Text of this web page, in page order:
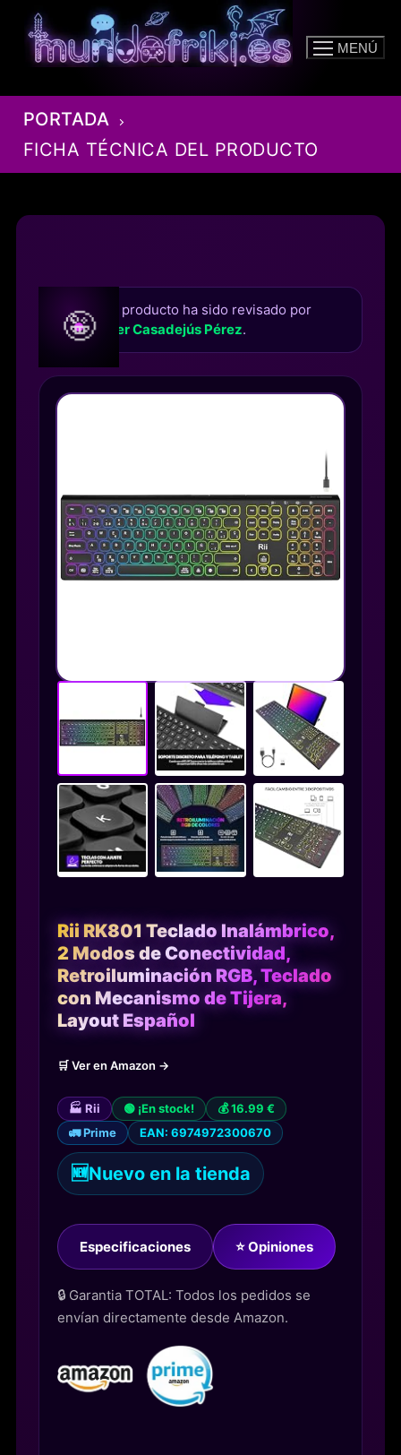
contenido
MENÚ
PORTADA
FICHA TÉCNICA DEL PRODUCTO
🤪 Este producto ha sido revisado por
Roger Casadejús Pérez.
Rii RK801 Teclado Inalámbrico,
2 Modos de Conectividad,
Retroiluminación RGB, Teclado
con Mecanismo de Tijera,
Layout Español
🛒 Ver en Amazon →
🏭 Rii 🟢 ¡En stock!
💰 16.99 €
🚛 Prime
EAN: 6974972300670
🆕Nuevo en la tienda
Especificaciones ⭐ Opiniones
🔒 Garantia TOTAL: Todos los pedidos se
envían directamente desde Amazon.